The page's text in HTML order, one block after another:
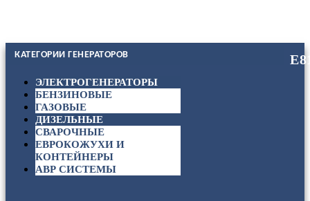
КАТЕГОРИИ ГЕНЕРАТОРОВ
ЭЛЕКТРОГЕНЕРАТОРЫ
БЕНЗИНОВЫЕ
ГАЗОВЫЕ
ДИЗЕЛЬНЫЕ
СВАРОЧНЫЕ
ЕВРОКОЖУХИ И
КОНТЕЙНЕРЫ
АВР СИСТЕМЫ